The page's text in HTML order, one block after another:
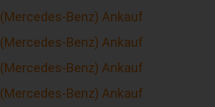
(Mercedes-Benz) Ankauf
(Mercedes-Benz) Ankauf
(Mercedes-Benz) Ankauf
(Mercedes-Benz) Ankauf